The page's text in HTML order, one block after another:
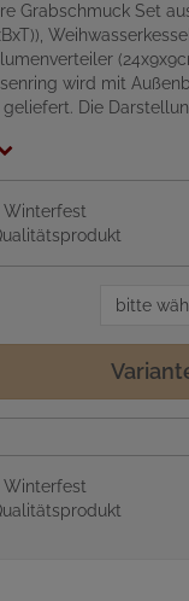
Grabschmuck Set
wird mit
Die
Winterfest
bitte
Winterfest